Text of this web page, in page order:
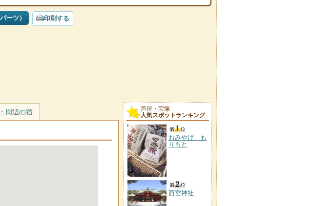
ーツ） 印刷する
周辺の宿
芦屋・宝塚
人気スポットランキング
おみやげ も
りもと
西宮神社